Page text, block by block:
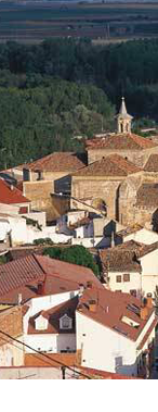
la
La Olmilla, en